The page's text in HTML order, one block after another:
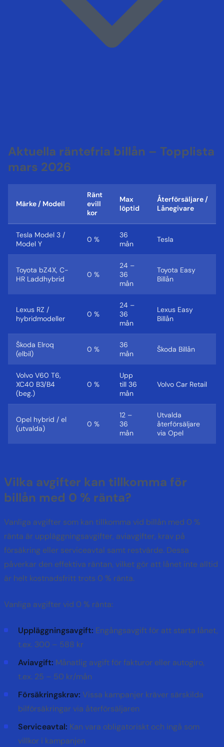
Aktuella räntefria billån – Topplista
mars 2026
Märke / Modell
Ränt
evill
kor
Max
löptid
Återförsäljare /
Lånegivare
Tesla Model 3 /
Model Y
0 %
36
mån
Tesla
Toyota bZ4X, C-
HR Laddhybrid
0 %
24 –
36
mån
Toyota Easy
Billån
Lexus RZ /
hybridmodeller
0 %
24 –
36
mån
Lexus Easy
Billån
Škoda Elroq
(elbil)
0 %
36
mån
Škoda Billån
Volvo V60 T6,
XC40 B3/B4
(beg.)
0 %
Upp
till 36
mån
Volvo Car Retail
Opel hybrid / el
(utvalda)
0 %
12 –
36
mån
Utvalda
återförsäljare
via Opel
Vilka avgifter kan tillkomma för
billån med 0 % ränta?
Vanliga avgifter som kan tillkomma vid billån med 0 %
ränta är uppläggningsavgifter, aviavgifter, krav på
försäkring eller serviceavtal samt restvärde. Dessa
påverkar den effektiva räntan, vilket gör att lånet inte alltid
är helt kostnadsfritt trots 0 % ränta.
Vanliga avgifter vid 0 % ränta:
Uppläggningsavgift: Engångsavgift för att starta lånet,
t.ex. 300 – 588 kr
Aviavgift: Månatlig avgift för fakturor eller autogiro,
t.ex. 25 – 50 kr/mån
Försäkringskrav: Vissa kampanjer kräver särskilda
bilförsäkringar via återförsäljaren
Serviceavtal: Kan vara obligatoriskt och ingå som
villkor i kampanjen